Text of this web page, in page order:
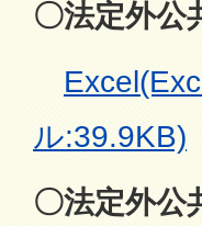
〇法定外公
ル:39.9KB)
〇法定外公